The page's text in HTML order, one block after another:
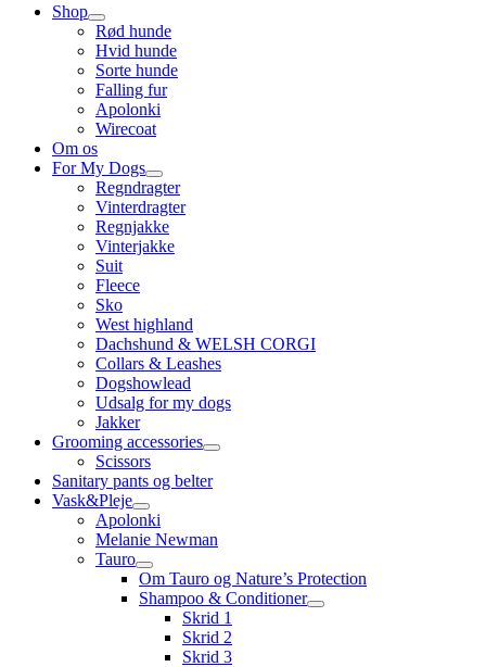
Shop
Rød hunde
Hvid hunde
Sorte hunde
Falling fur
Apolonki
Wirecoat
Om os
For My Dogs
Regndragter
Vinterdragter
Regnjakke
Vinterjakke
Suit
Fleece
Sko
West highland
Dachshund & WELSH CORGI
Collars & Leashes
Dogshowlead
Udsalg for my dogs
Jakker
Grooming accessories
Scissors
Sanitary pants og belter
Vask&Pleje
Apolonki
Melanie Newman
Tauro
Om Tauro og Nature’s Protection
Shampoo & Conditioner
Skrid 1
Skrid 2
Skrid 3